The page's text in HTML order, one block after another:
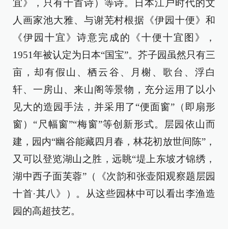
宜》，只有十首诗）等诗。日本江户时代的文
人画家池大雅、与谢芜村根据《伊园十便》和
《伊园十宜》诗意完成的《十便十宜图》，
1951年被认定为日本“国宝”。芥子园虽然只有三
亩，却有假山、栖云谷、月榭、歌台、浮白
轩、一房山、来山阁等景物，充分运用了以小
见大的造园手法，并采用了“便面窗”（即扇形
窗）“尺幅窗”“梅窗”等创新形式。层园依山而
建，园内“幽谷能藏四月春，林花初放世间陈”，
又可以登览湖山之胜，远眺“堤上东坡才锦绣，
湖中西子面芙蓉”（《次韵和张壶阳观察题层园
十首·其八》）。从这些园林中可以看出李渔造
园的高超技艺。